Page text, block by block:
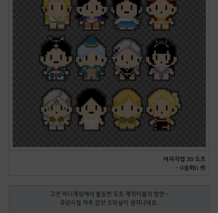
여자직업 2D 도트
- ii송화ii 作
고전 미니게임에서 볼듯한 도트 캐릭터들의 향연~
유년시절 자주 갔던 오락실이 생각나네요.